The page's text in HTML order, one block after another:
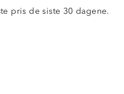
pris de siste 30 dagene.